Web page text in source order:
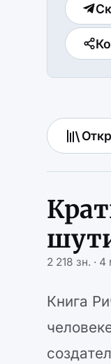
2 218 зн. ·
Книга